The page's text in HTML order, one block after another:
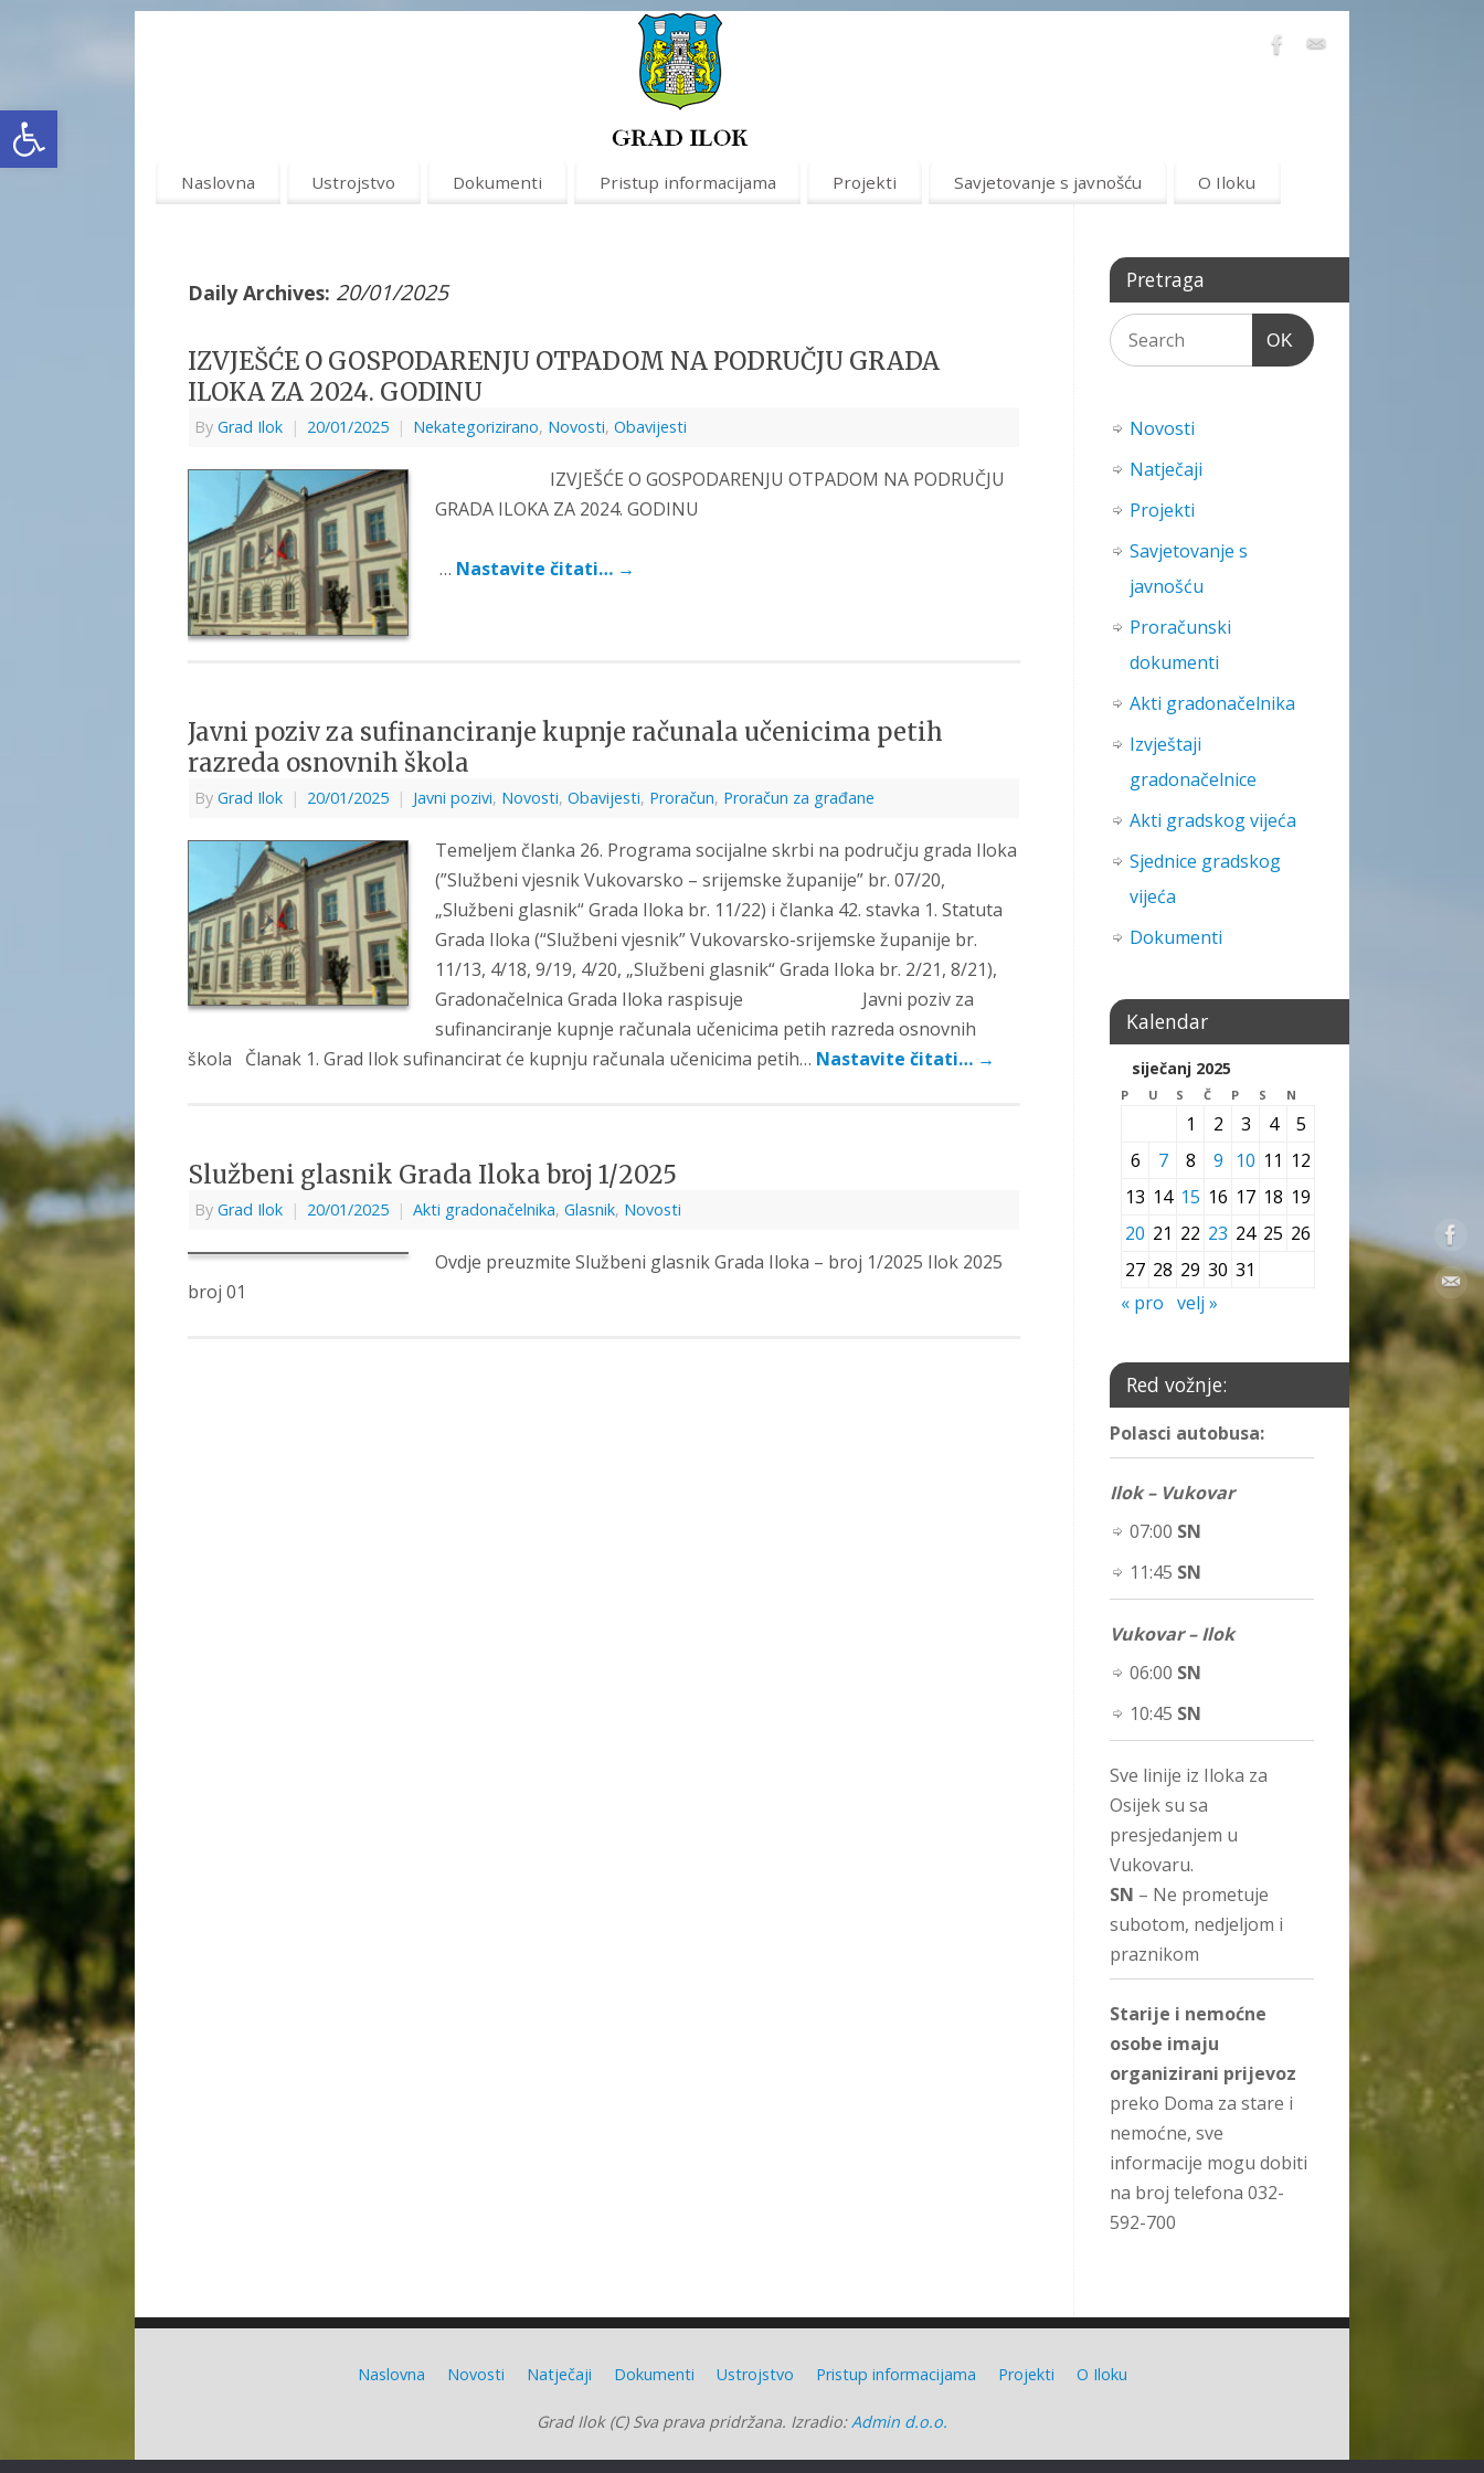
Open toolbar
Naslovna Ustrojstvo Dokumenti Pristup informacijama Projekti Savjetovanje s javnošću O Iloku
Daily Archives: 20/01/2025
IZVJEŠĆE O GOSPODARENJU OTPADOM NA PODRUČJU GRADA
ILOKA ZA 2024. GODINU
By Grad Ilok | 20/01/2025 | Nekategorizirano, Novosti, Obavijesti
IZVJEŠĆE O GOSPODARENJU OTPADOM NA PODRUČJU
GRADA ILOKA ZA 2024. GODINU
… Nastavite čitati… →
Javni poziv za sufinanciranje kupnje računala učenicima petih
razreda osnovnih škola
By Grad Ilok | 20/01/2025 | Javni pozivi, Novosti, Obavijesti, Proračun, Proračun za građane
Temeljem članka 26. Programa socijalne skrbi na području grada Iloka
(”Službeni vjesnik Vukovarsko – srijemske županije” br. 07/20,
„Službeni glasnik“ Grada Iloka br. 11/22) i članka 42. stavka 1. Statuta
Grada Iloka (“Službeni vjesnik” Vukovarsko-srijemske županije br.
11/13, 4/18, 9/19, 4/20, „Službeni glasnik“ Grada Iloka br. 2/21, 8/21),
Gradonačelnica Grada Iloka raspisuje Javni poziv za
sufinanciranje kupnje računala učenicima petih razreda osnovnih
škola Članak 1. Grad Ilok sufinancirat će kupnju računala učenicima petih… Nastavite čitati… →
Službeni glasnik Grada Iloka broj 1/2025
By Grad Ilok | 20/01/2025 | Akti gradonačelnika, Glasnik, Novosti
Ovdje preuzmite Službeni glasnik Grada Iloka – broj 1/2025 Ilok 2025
broj 01
Pretraga
OK
Novosti
Natječaji
Projekti
Savjetovanje s
javnošću
Proračunski
dokumenti
Akti gradonačelnika
Izvještaji
gradonačelnice
Akti gradskog vijeća
Sjednice gradskog
vijeća
Dokumenti
Kalendar
siječanj 2025
P U S Č P S N
1 2 3 4
5
6
7 8 9 10 11 12
13 14 15 16 17 18 19
20 21 22 23 24 25 26
27 28 29 30 31
« pro velj »
Red vožnje:
Polasci autobusa:
Ilok – Vukovar
07:00 SN
11:45 SN
Vukovar – Ilok
06:00 SN
10:45 SN
Sve linije iz Iloka za
Osijek su sa
presjedanjem u
Vukovaru.
SN – Ne prometuje
subotom, nedjeljom i
praznikom
Starije i nemoćne
osobe imaju
organizirani prijevoz
preko Doma za stare i
nemoćne, sve
informacije mogu dobiti
na broj telefona 032-
592-700
Naslovna Novosti Natječaji Dokumenti Ustrojstvo Pristup informacijama Projekti O Iloku
Grad Ilok (C) Sva prava pridržana. Izradio: Admin d.o.o.